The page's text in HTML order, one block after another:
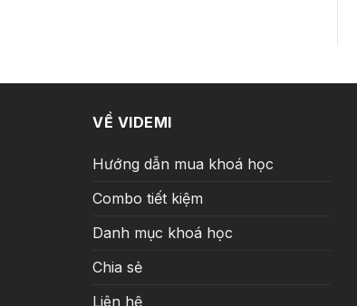
VỀ VIDEMI
Hướng dẫn mua khoá học
Combo tiết kiệm
Danh mục khoá học
Chia sẻ
Liên hệ